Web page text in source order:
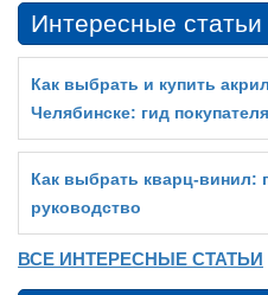
Интересные статьи
Как выбрать и купить
Челябинске: гид покупателя
Как выбрать кварц‑винил:
руководство
ВСЕ ИНТЕРЕСНЫЕ СТАТЬИ